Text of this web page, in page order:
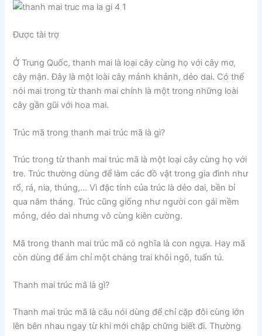
Được tài trợ
Ở Trung Quốc, thanh mai là loại cây cùng họ với cây mơ,
cây mận. Đây là một loài cây mảnh khảnh, dẻo dai. Có thể
nói mai trong từ thanh mai chính là một trong những loài
cây gần gũi với hoa mai.
Trúc mã trong thanh mai trúc mã là gì?
Trúc trong từ thanh mai trúc mã là một loại cây cùng họ với
tre. Trúc thường dùng để làm các đồ vật trong gia đình như
rổ, rá, nia, thúng,… Vì đặc tính của trúc là dẻo dai, bền bỉ
qua năm tháng. Trúc cũng giống như người con gái mềm
mỏng, dẻo dai nhưng vô cùng kiên cường.
Mã trong thanh mai trúc mã có nghĩa là con ngựa. Hay mã
còn dùng để ám chỉ một chàng trai khôi ngô, tuấn tú.
Thanh mai trúc mã là gì?
Thanh mai trúc mã là câu nói dùng để chỉ cặp đôi cùng lớn
lên bên nhau ngay từ khi mới chập chững biết đi. Thường